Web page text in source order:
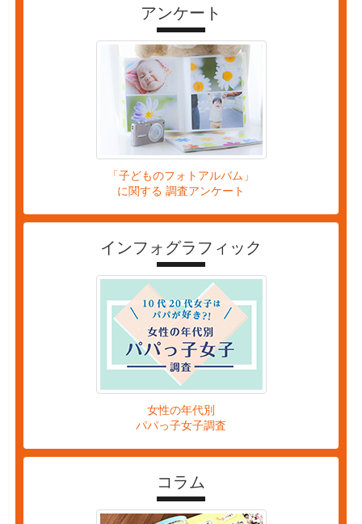
アンケート
「子どものフォトアルバム」
に関する 調査アンケート
インフォグラフィック
女性の年代別
パパっ子女子調査
コラム